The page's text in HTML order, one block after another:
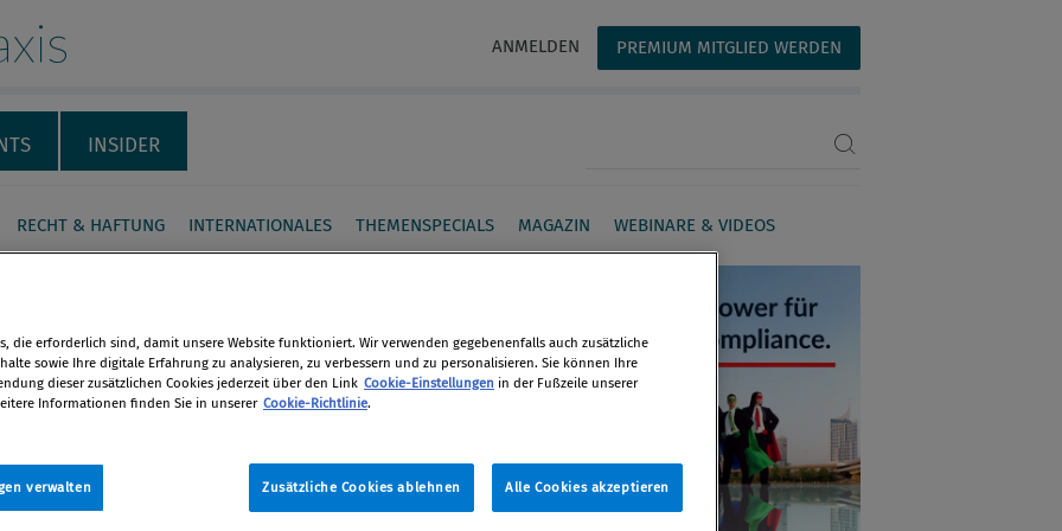
ANMELDEN PREMIUM MITGLIED WERDEN
INSIDER
RECHT & HAFTUNG INTERNATIONALES THEMENSPECIALS MAGAZIN WEBINARE & VIDEOS
Kartellamt
Fälle von
freier Tankstellen
wegen des
der Behinderung freier Tankstellen
die erforderlich sind, damit unsere Website funktioniert. Wir verwenden gegebenenfalls auch zusätzliche
sowie Ihre digitale Erfahrung zu analysieren, zu verbessern und zu personalisieren. Sie können Ihre
dieser zusätzlichen Cookies jederzeit über den Link Cookie-Einstellungen in der Fußzeile unserer
Informationen finden Sie in unserer Cookie-Richtlinie.
Zusätzliche Cookies ablehnen Alle Cookies akzeptieren
verwalten